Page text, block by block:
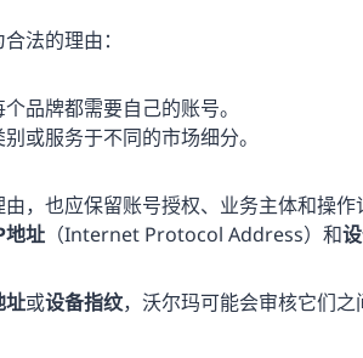
法的理由：
品牌都需要自己的账号。
或服务于不同的市场细分。
，也应保留账号授权、业务主体和操作
地址 （Internet Protocol Address）和
址或设备指纹，沃尔玛可能会审核它们